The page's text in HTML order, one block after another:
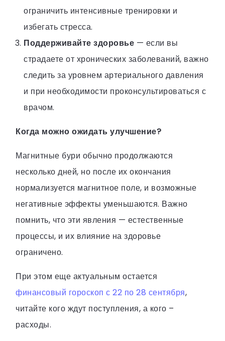
ограничить интенсивные тренировки и
избегать стресса.
Поддерживайте здоровье — если вы
страдаете от хронических заболеваний, важно
следить за уровнем артериального давления
и при необходимости проконсультироваться с
врачом.
Когда можно ожидать улучшение?
Магнитные бури обычно продолжаются
несколько дней, но после их окончания
нормализуется магнитное поле, и возможные
негативные эффекты уменьшаются. Важно
помнить, что эти явления — естественные
процессы, и их влияние на здоровье
ограничено.
При этом еще актуальным остается
финансовый гороскоп с 22 по 28 сентября,
читайте кого ждут поступления, а кого –
расходы.